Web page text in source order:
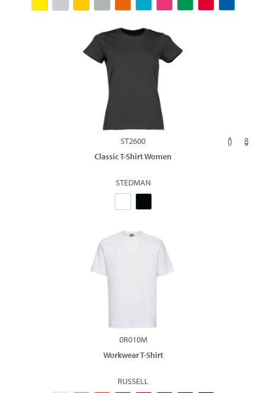
ST2600
Classic T-Shirt Women
STEDMAN
0R010M
Workwear T-Shirt
RUSSELL